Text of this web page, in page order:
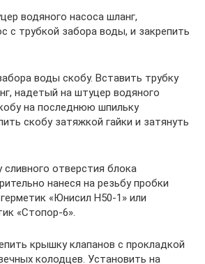
водяного насоса шланг,
с трубкой забора воды, и закрепить
воды скобу. Вставить трубку
надетый на штуцер водяного
на последнюю шпильку
скобу затяжкой гайки и затянуть
сливного отверстия блока
нанеся на резьбу пробки
«Юнисил Н50-1» или
«Стопор-6».
крышку клапанов с прокладкой
колодцев. Установить на